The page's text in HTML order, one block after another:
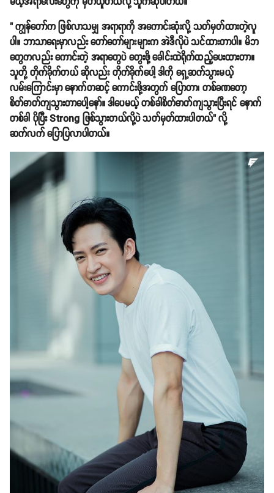
" ကျွန်တော်က ဖြစ်လာသမျှ အရာရာကို အကောင်းဆုံးလို့ သတ်မှတ်ထားတဲ့လူ
ပါ။ ဘာသာရေးမှာလည်း တော်တော်များများက အဲဒီလိုပဲ သင်ထားတာပါ။ မိဘ
တွေကလည်း ကောင်းတဲ့ အရာတွေပဲ တွေးဖို့ ခေါင်းထဲရိုက်ထည့်ပေးထားတာ။
သူတို့ တိုက်ခိုက်တယ် ဆိုလည်း တိုက်ခိုက်ပေါ့ ဒါကို ရှေ့ဆက်သွားမယ့်
လမ်းကြောင်းမှာ နောက်တဆင့် ကောင်းဖို့အတွက် ပြောတာ၊ တစ်ခဏတော့
စိတ်ဓာတ်ကျသွားတာပေါ့နော်။ ဒါပေမယ့် တစ်ခါစိတ်ဓာတ်ကျသွားပြီးရင် နောက်
တစ်ခါ ပိုပြီး Strong ဖြစ်သွားတယ်လို့ပဲ သတ်မှတ်ထားပါတယ်" လို့
ဆက်လက် ပြောပြလာပါတယ်။